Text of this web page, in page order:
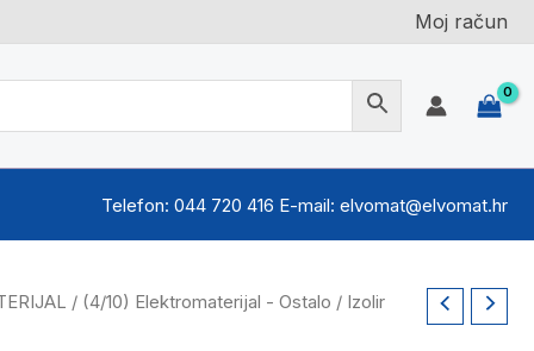
Moj račun
Telefon: 044 720 416 E-mail: elvomat@elvomat.hr
/ (4/10) Elektromaterijal - Ostalo / Izolir